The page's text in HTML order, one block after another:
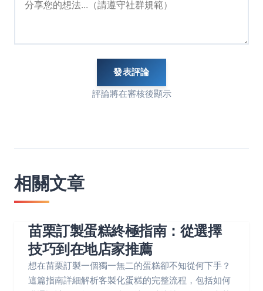
發表評論
評論將在審核後顯示
相關文章
苗栗訂製蛋糕終極指南：從選擇
技巧到在地店家推薦
想在苗栗訂製一個獨一無二的蛋糕卻不知從何下手？
這篇指南詳細解析客製化蛋糕的完整流程，包括如何